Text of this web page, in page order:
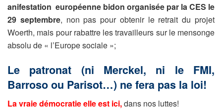
anifestation européenne bidon organisée par la CES le
29 septembre, non pas pour obtenir le retrait du projet
Woerth, mais pour rabattre les travailleurs sur le mensonge
absolu de « l’Europe sociale »;
Le patronat (ni Merckel, ni le FMI,
Barroso ou Parisot…) ne fera pas la loi!
La vraie démocratie elle est ici,dans nos luttes!